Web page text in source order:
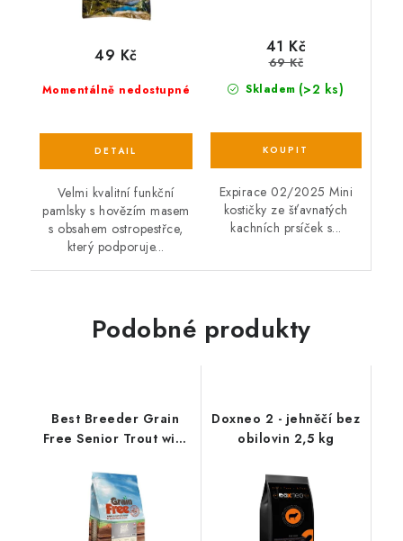
Momentálně nedostupné
49 Kč
Velmi kvalitní funkční
pamlsky s hovězím masem
s obsahem ostropestřce,
který podporuje...
Skladem (>2 ks)
41 Kč
69 Kč
Expirace 02/2025 Mini
kostičky ze šťavnatých
kachních prsíček s...
Podobné produkty
Best Breeder Grain
Free Senior Trout with
& Asparagus
Doxneo 2 - jehněčí bez
obilovin 2,5 kg